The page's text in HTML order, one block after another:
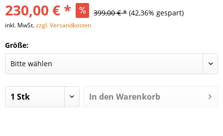
230,00 € * 399,00 € * (42,36% gespart)
inkl. MwSt.zzgl. Versandkosten
Größe:
In den Warenkorb